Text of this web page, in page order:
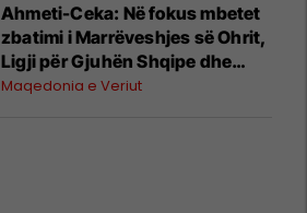
Ahmeti-Ceka: Në fokus mbetet
zbatimi i Marrëveshjes së Ohrit,
Ligji për Gjuhën Shqipe dhe
integrimi në BE
Maqedonia e Veriut